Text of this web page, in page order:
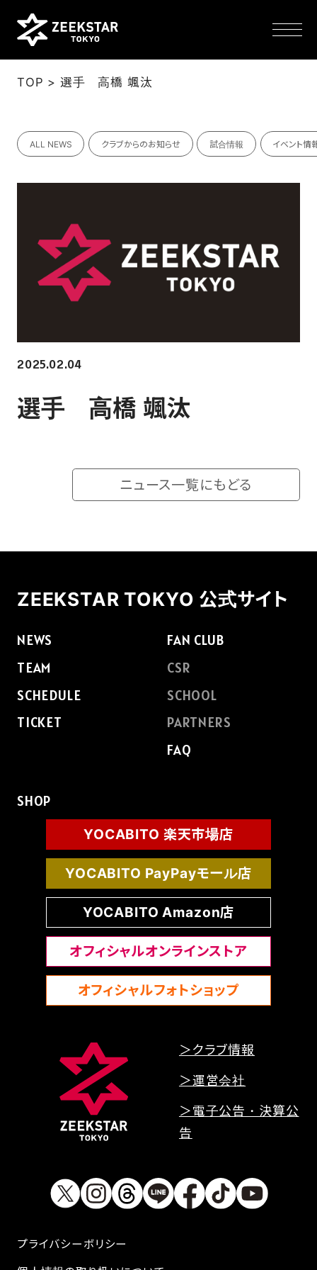
NEWS
TEAM
SCHEDULE
TICKET
会場（座席・価格表）
チケット購入方法
SCHOOL
PARTNERS
CONTACT
お問い合わせ
CSRのご依頼
スクール体験・入会希望
FAQ
TOP > 選手 高橋 颯汰
2025.02.04
選手 高橋 颯汰
ニュース一覧にもどる
ALL NEWS クラブからのお知らせ 試合情報 イベント情
ZEEKSTAR TOKYO 公式サイト
NEWS
TEAM
SCHEDULE
TICKET
FAN CLUB
CSR
SCHOOL
PARTNERS
FAQ
SHOP
YOCABITO 楽天市場店
YOCABITO PayPayモール店
YOCABITO Amazon店
オフィシャルオンラインストア
オフィシャルフォトショップ
＞クラブ情報
＞運営会社
＞電子公告・決算公
告
プライバシーボリシー